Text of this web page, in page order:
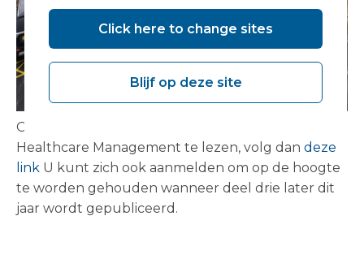
Om het volledige artikel in het British Journal of
Healthcare Management te lezen, volg dan deze
link U kunt zich ook aanmelden om op de hoogte
te worden gehouden wanneer deel drie later dit
jaar wordt gepubliceerd.
Click here to change sites
Blijf op deze site